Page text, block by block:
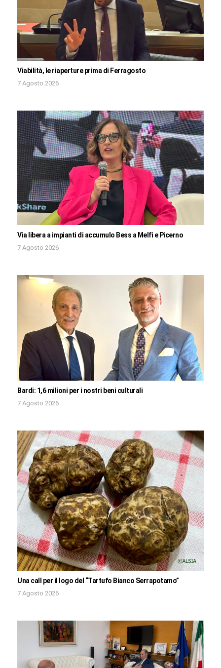
Viabilità, le riaperture prima di Ferragosto
7 Agosto 2026
Via libera a impianti di accumulo Bess a Melfi e Picerno
7 Agosto 2026
Bardi: 1,6 milioni per i nostri beni culturali
7 Agosto 2026
Una call per il logo del “Tartufo Bianco Serrapotamo”
7 Agosto 2026